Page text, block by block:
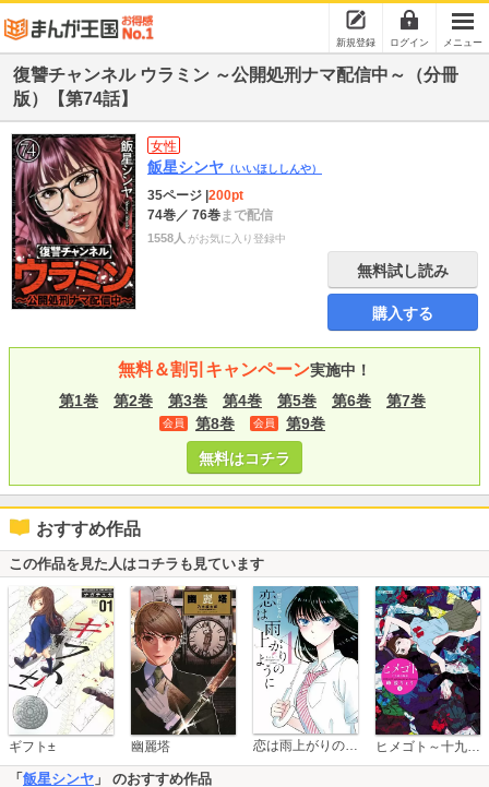
新規登録 ログイン メニュー
復讐チャンネル ウラミン ～公開処刑ナマ配信中～（分冊
版）【第74話】
女性
飯星シンヤ （いいほししんや）
35ページ 200pt
74巻／ 76巻まで配信
1558人 がお気に入り登録中
無料試し読み
購入する
無料＆割引キャンペーン実施中！
第1巻
第2巻 第3巻 第4巻 第5巻 第6巻 第7巻
会員 第8巻 会員
第9巻
無料はコチラ
おすすめ作品
この作品を見た人はコチラも見ています
ギフト± 幽麗塔 恋は雨上がりのように
「 飯星シンヤ 」 のおすすめ作品